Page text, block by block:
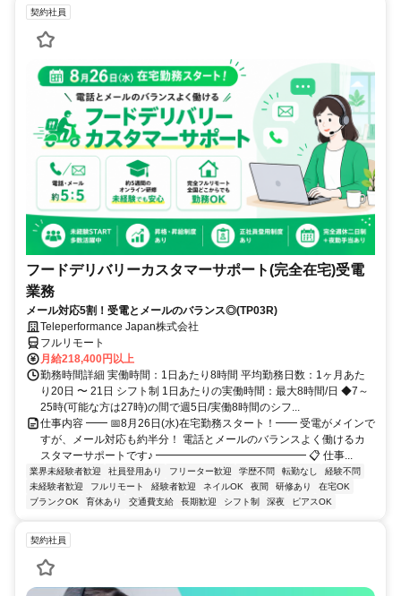
契約社員
フードデリバリーカスタマーサポート(完全在宅)受電
業務
メール対応5割！受電とメールのバランス◎(TP03R)
Teleperformance Japan株式会社
フルリモート
月給218,400円以上
勤務時間詳細 実働時間：1日あたり8時間 平均勤務日数：1ヶ月あた
り20日 〜 21日 シフト制 1日あたりの実働時間：最大8時間/日 ◆7～
25時(可能な方は27時)の間で週5日/実働8時間のシフ...
仕事内容 ━━ 📅8月26日(水)在宅勤務スタート！━━ 受電がメインで
すが、メール対応も約半分！ 電話とメールのバランスよく働けるカ
スタマーサポートです♪ ━━━━━━━━━━━━━━ 📋 仕事...
業界未経験者歓迎 社員登用あり フリーター歓迎 学歴不問 転勤なし
経験不問
未経験者歓迎
フルリモート 経験者歓迎 ネイルOK 夜間 研修あり
在宅OK
ブランクOK
育休あり 交通費支給 長期歓迎 シフト制 深夜 ピアスOK
契約社員